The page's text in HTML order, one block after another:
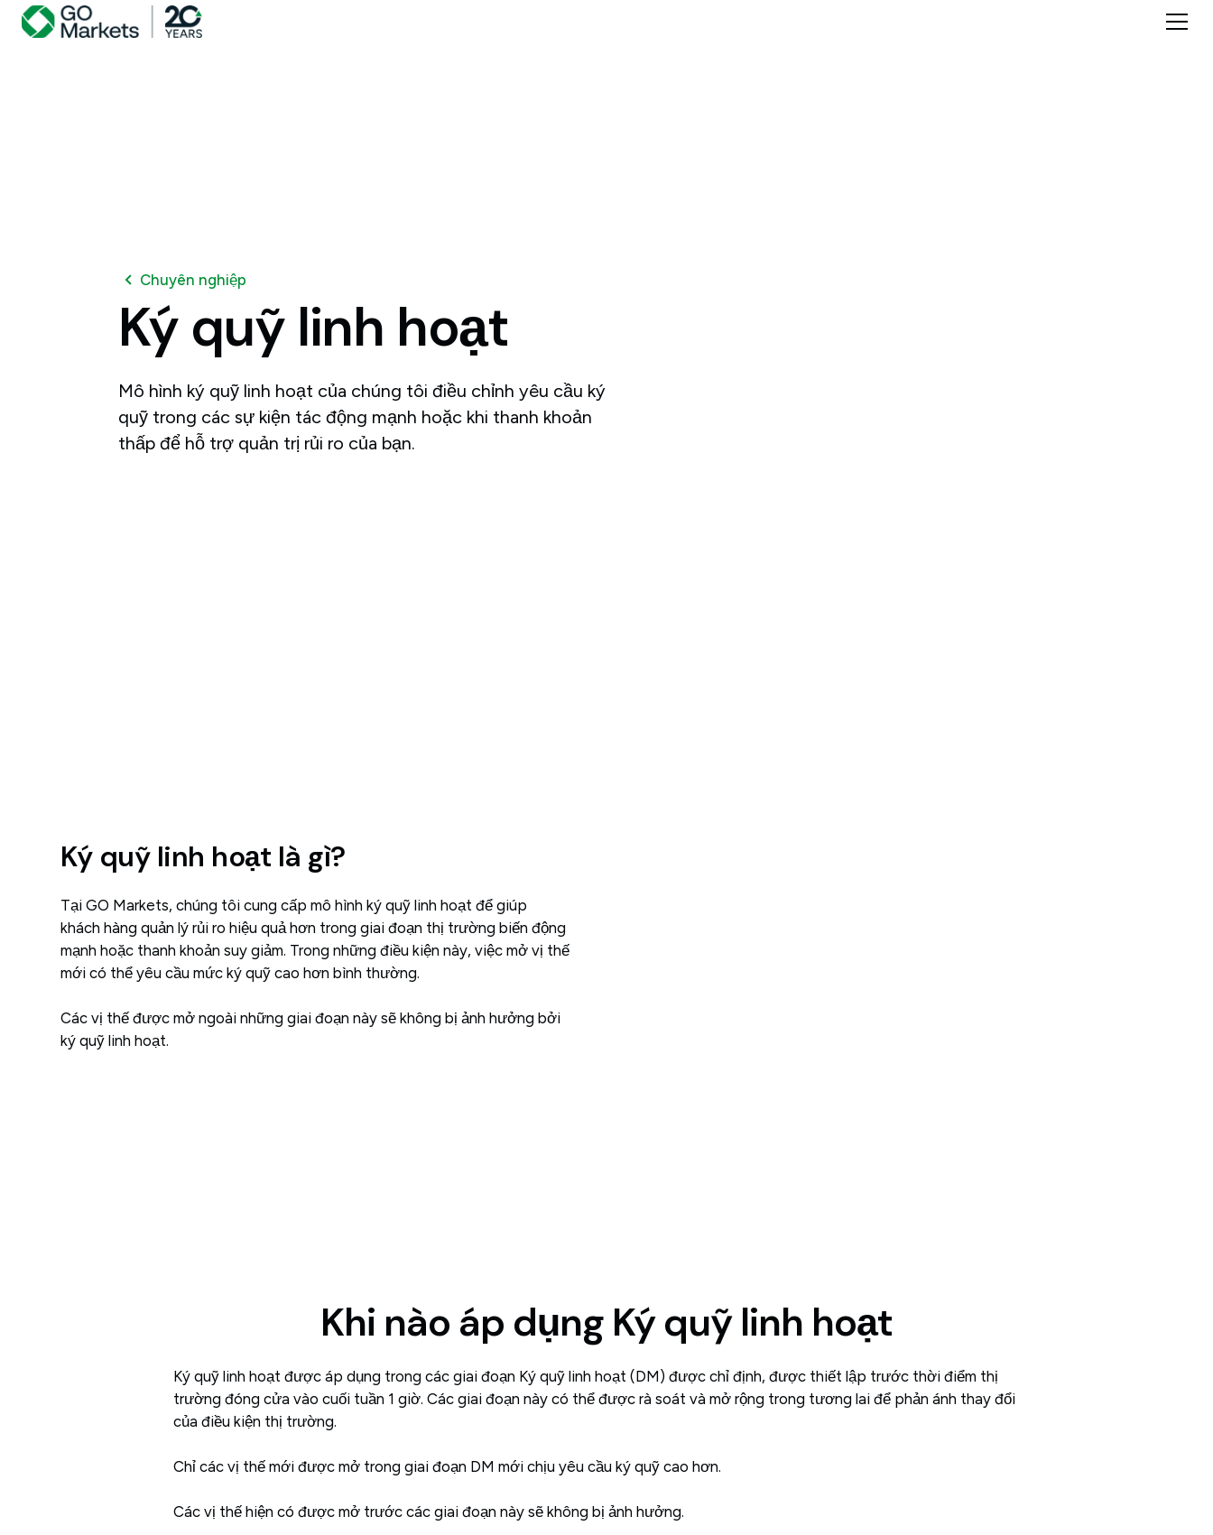
Chuyên nghiệp
Ký quỹ linh hoạt
Mô hình ký quỹ linh hoạt của chúng tôi điều chỉnh yêu cầu ký
quỹ trong các sự kiện tác động mạnh hoặc khi thanh khoản
thấp để hỗ trợ quản trị rủi ro của bạn.
Ký quỹ linh hoạt là gì?
Tại GO Markets, chúng tôi cung cấp mô hình ký quỹ linh hoạt để giúp
khách hàng quản lý rủi ro hiệu quả hơn trong giai đoạn thị trường biến động
mạnh hoặc thanh khoản suy giảm. Trong những điều kiện này, việc mở vị thế
mới có thể yêu cầu mức ký quỹ cao hơn bình thường.
Các vị thế được mở ngoài những giai đoạn này sẽ không bị ảnh hưởng bởi
ký quỹ linh hoạt.
Khi nào áp dụng Ký quỹ linh hoạt
Ký quỹ linh hoạt được áp dụng trong các giai đoạn Ký quỹ linh hoạt (DM) được chỉ định, được thiết lập trước thời điểm thị
trường đóng cửa vào cuối tuần 1 giờ. Các giai đoạn này có thể được rà soát và mở rộng trong tương lai để phản ánh thay đổi
của điều kiện thị trường.
Chỉ các vị thế mới được mở trong giai đoạn DM mới chịu yêu cầu ký quỹ cao hơn.
Các vị thế hiện có được mở trước các giai đoạn này sẽ không bị ảnh hưởng.